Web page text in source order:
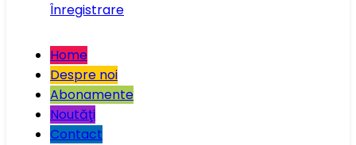
Înregistrare
Home
Despre noi
Abonamente
Noutăţi
Contact